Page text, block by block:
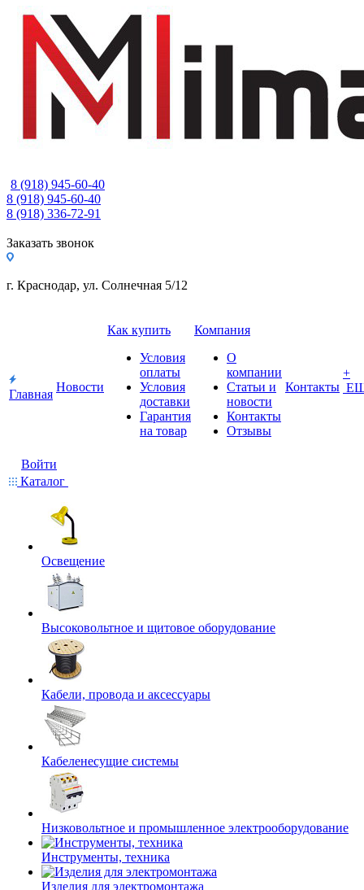
8 (918) 945-60-40
8 (918) 945-60-40
8 (918) 336-72-91
Заказать звонок
г. Краснодар, ул. Солнечная 5/12
Главная
Новости
Как купить
Условия
оплаты
Условия
доставки
Гарантия
на товар
Компания
О
компании
Статьи и
новости
Контакты
Отзывы
Контакты
+
Войти
Каталог
Освещение
Высоковольтное и щитовое оборудование
Кабели, провода и аксессуары
Кабеленесущие системы
Низковольтное и промышленное электрооборудование
Инструменты, техника
Изделия для электромонтажа